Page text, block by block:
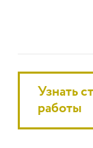
Узнать
работы